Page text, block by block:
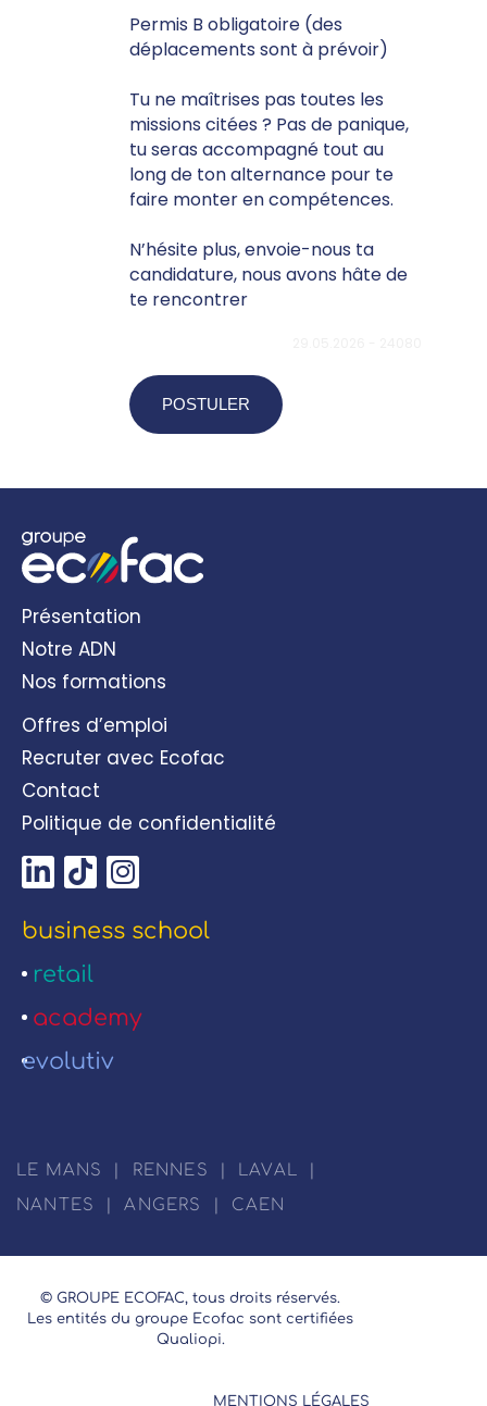
Permis B obligatoire (des
déplacements sont à prévoir)
Tu ne maîtrises pas toutes les
missions citées ? Pas de panique,
tu seras accompagné tout au
long de ton alternance pour te
faire monter en compétences.
N’hésite plus, envoie-nous ta
candidature, nous avons hâte de
te rencontrer
POSTULER
Présentation
Notre ADN
Nos formations
Offres d’emploi
Recruter avec Ecofac
Contact
Politique de confidentialité
business school
retail
academy
evolutiv
LE MANS RENNES LAVAL
NANTES
ANGERS CAEN
© GROUPE ECOFAC, tous droits réservés.
Les entités du groupe Ecofac sont certifiées
Qualiopi.
MENTIONS LÉGALES